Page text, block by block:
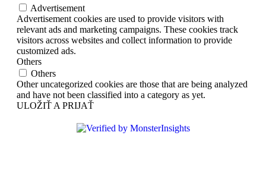
Advertisement
Advertisement cookies are used to provide visitors with
relevant ads and marketing campaigns. These cookies track
visitors across websites and collect information to provide
customized ads.
Others
Others
Other uncategorized cookies are those that are being analyzed
and have not been classified into a category as yet.
ULOŽIŤ A PRIJAŤ